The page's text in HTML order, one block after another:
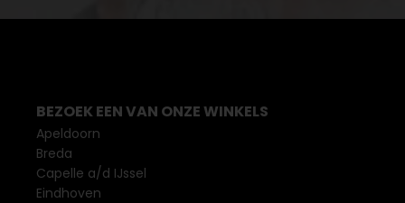
BEZOEK EEN VAN ONZE WINKELS
Apeldoorn
Breda
Capelle a/d IJssel
Eindhoven